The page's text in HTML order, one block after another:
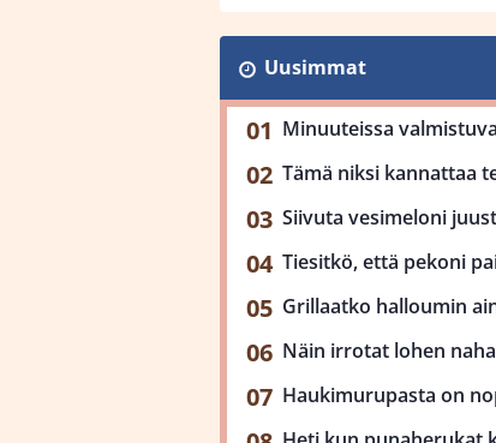
Uusimmat
Minuuteissa
Tämä niksi kannattaa
Siivuta vesimeloni
Tiesitkö, että pekoni
Grillaatko halloumin
Näin irrotat lohen
Haukimurupasta on